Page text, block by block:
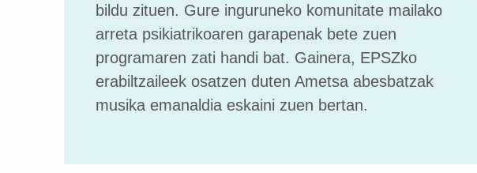
bildu zituen. Gure inguruneko komunitate mailako
arreta psikiatrikoaren garapenak bete zuen
programaren zati handi bat. Gainera, EPSZko
erabiltzaileek osatzen duten Ametsa abesbatzak
musika emanaldia eskaini zuen bertan.